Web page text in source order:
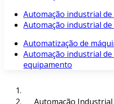
Automação industrial
Automação industrial de
Automatização de
Automação industrial de
equipamento
Automação